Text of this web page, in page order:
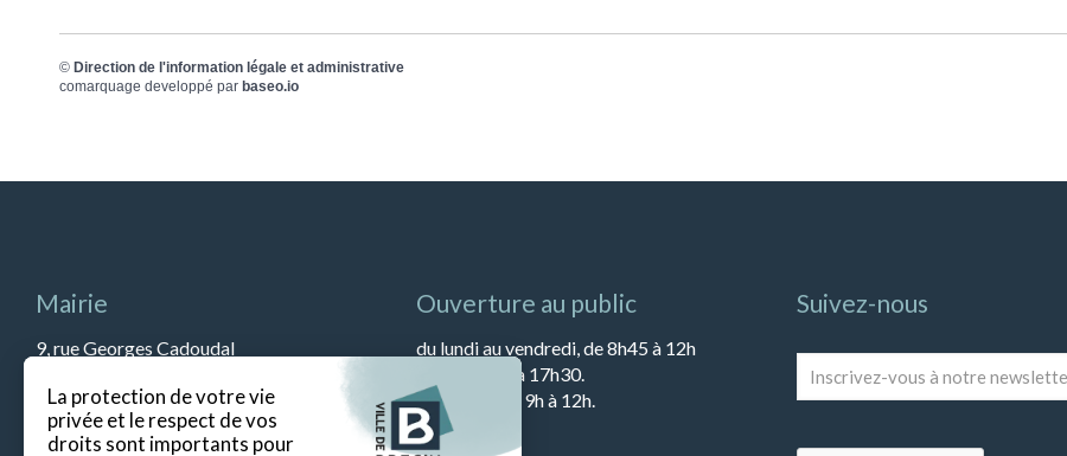
© Direction de l'information légale et administrative
comarquage developpé par baseo.io
Mairie
9, rue Georges Cadoudal
Tél : 02 97 57 79 90
Fax : 02 97 57 52 67
Ouverture au public
du lundi au vendredi, de 8h45 à 12h
et de 13h45 à 17h30.
Le samedi de 9h à 12h.
Suivez-nous
vous